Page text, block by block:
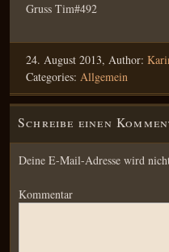
Gruss Tim#492
24. August 2013, Author:
Categories: Allgemein
Schreibe einen
Deine E-Mail-Adresse wird
Kommentar